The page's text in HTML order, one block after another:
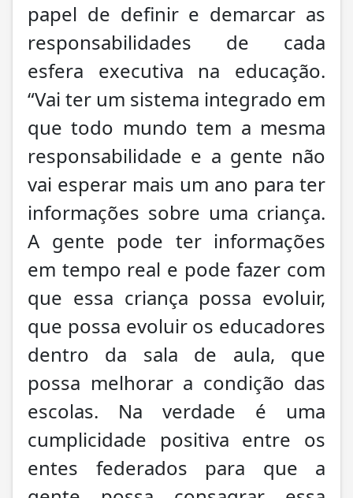
papel de definir e demarcar as
responsabilidades de cada
esfera executiva na educação.
“Vai ter um sistema integrado em
que todo mundo tem a mesma
responsabilidade e a gente não
vai esperar mais um ano para ter
informações sobre uma criança.
A gente pode ter informações
em tempo real e pode fazer com
que essa criança possa evoluir,
que possa evoluir os educadores
dentro da sala de aula, que
possa melhorar a condição das
escolas. Na verdade é uma
cumplicidade positiva entre os
entes federados para que a